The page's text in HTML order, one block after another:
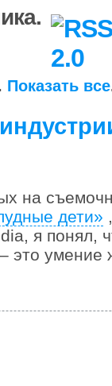
Показать все
на
дети»
я понял,
это умение